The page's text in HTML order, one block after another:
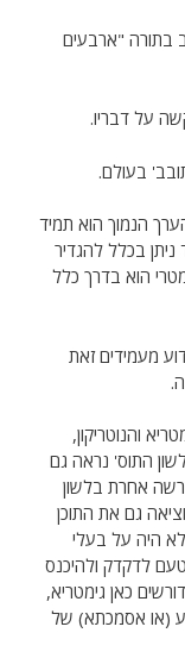
בתורה "ארבעים
על דבריו.
בעולם.
הנמוך הוא תמיד
בכלל להגדיר
הוא בדרך כלל
מעמידים זאת
והנוטריקון,
התוס' נראה גם
אחרת בלשון
גם את התוכן
היה על בעלי
לדקדק ולהיכנס
כאן גימטריא,
(או אסמכתא) של